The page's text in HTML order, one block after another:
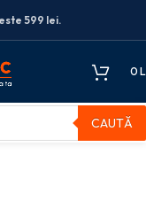
599 lei.
0
CAUTĂ